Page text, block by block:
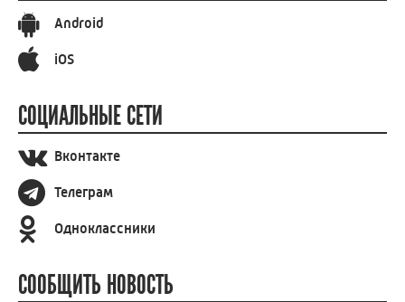
Android
iOS
СОЦИАЛЬНЫЕ СЕТИ
Вконтакте
Телеграм
Одноклассники
СООБЩИТЬ НОВОСТЬ